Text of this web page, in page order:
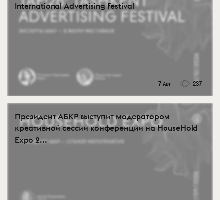
International Advertising Festival
7 Авг 237
Президент АБКР выступит модератором
креативной сессии конференции на HouseHold
Expo 2...